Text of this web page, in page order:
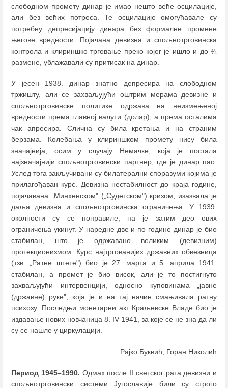
слободном промету динар је имао нешто веће осцилације,
али без већих потреса. Те осцилације омогућавале су
потребну депресијацију динара без формалне промене
његове вредности. Појачана девизна и спољнотрговинска
контрола и клириншко трговање преко којег је ишло и до ¾
размене, ублажавали су притисак на динар.
У јесен 1938. динар знатно депресира на слободном
тржишту, али се захваљујући оштрим мерама девизне и
спољнотрговинске политике одржава на неизмењеној
вредности према главној валути (долар), а према осталима
чак апресира. Слична су била кретања и на страним
берзама. Колебања у клириншком промету нису била
значајнија, осим у случају Немачке, која је постала
најзначајнији спољнотрговински партнер, где је динар пао.
Услед тога закључивани су билатерални споразуми којима је
прилагођаван курс. Девизна нестабилност до краја године,
појачавана „Минхенском" („Судетском") кризом, изазвала је
даља девизна и спољнотрговинска ограничења. У 1939.
околности су се поправиле, па је затим део ових
ограничења укинут. У наредне две и по године динар је био
стабилан, што је одржавано великим (девизним)
протекционизмом. Курс најтргованијих државних обвезница
(тзв. „Ратне штете") био је 27. марта и 5. априла 1941.
стабилан, а промет је био висок, али је то постигнуто
захваљујући интервенцији, односно куповинама „јавне
(државне) руке", која је и на тај начин смањивала ратну
психозу. Последњи монетарни акт Краљевске Владе био је
издавање нових новчаница 8. IV 1941, за које се не зна да ли
су се нашле у циркулацији.
Рајко Буквић; Горан Николић
Период 1945–1990. Одмах после II светског рата девизни и
спољнотрговински системи Југославије били су строго